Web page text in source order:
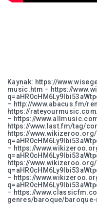
Kaynak: https://
music.htm – https://
– http://www.abacus.fm/
https://
– https://
https://www.last.fm/tag/
https://
– https://
https://
– https://
– https://
genres/baroque/